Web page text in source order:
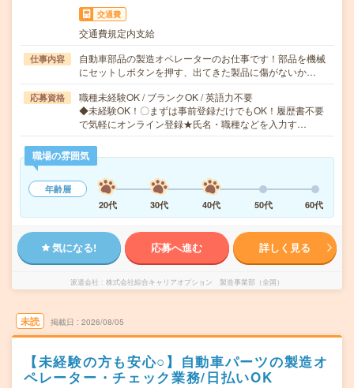
交通費
交通費規定内支給
仕事内容
自動車部品の製造オペレーターのお仕事です！部品を機械
にセットしボタンを押す、出てきた製品に傷がないか…
応募資格
職種未経験OK / ブランクOK / 英語力不要
◆未経験OK！〇まずは事前登録だけでもOK！履歴書不要
で気軽にオンライン登録★氏名・職種などを入力す…
職場の雰囲気
年齢層
20代
30代 40代 50代 60代
気になる! 応募へ進む 詳しく見る
派遣会社 株式会社綜合キャリアオプション 製造事業部（全国）
未読 掲載日 2026/08/05
【未経験の方も安心○】自動車パーツの製造オ
ペレーター・チェック業務/日払いOK